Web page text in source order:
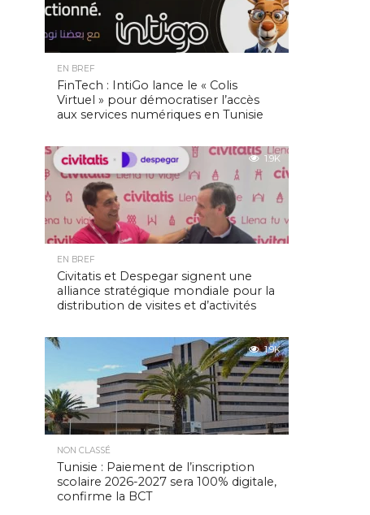
EN BREF
FinTech : IntiGo lance le « Colis
Virtuel » pour démocratiser l’accès
aux services numériques en Tunisie
1.9K
EN BREF
Civitatis et Despegar signent une
alliance stratégique mondiale pour la
distribution de visites et d’activités
1.9K
NON CLASSÉ
Tunisie : Paiement de l’inscription
scolaire 2026-2027 sera 100% digitale,
confirme la BCT